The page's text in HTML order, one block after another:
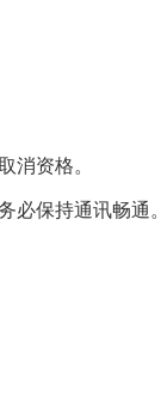
消资格。
必保持通讯畅通。